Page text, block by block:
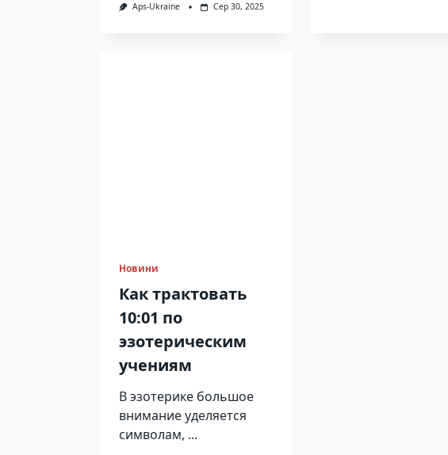
Aps-Ukraine Сер 30, 2025
Новини
Как трактовать
10:01 по
эзотерическим
учениям
В эзотерике большое
внимание уделяется
символам, ...